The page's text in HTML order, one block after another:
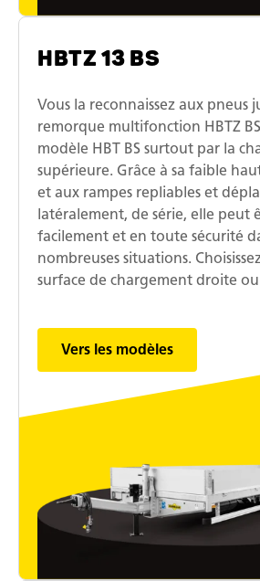
HBTZ 13 BS
Vous la reconnaissez aux pneus
remorque multifonction HBTZ
modèle HBT BS surtout par la
supérieure. Grâce à sa faible
et aux rampes repliables et
latéralement, de série, elle peut
facilement et en toute sécurité
nombreuses situations.
surface de chargement droite
Vers les modèles